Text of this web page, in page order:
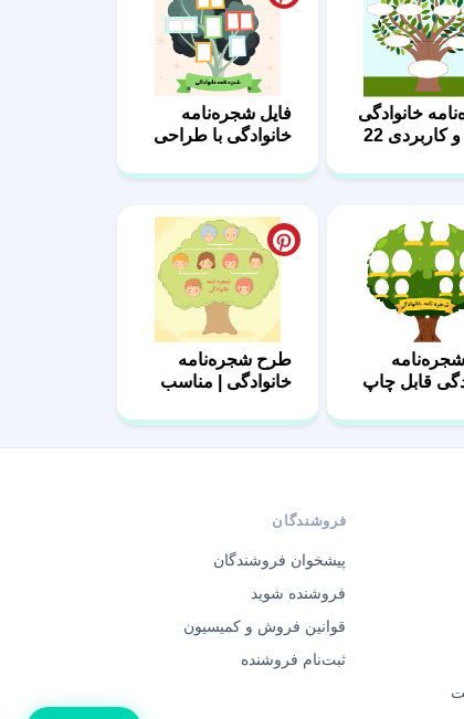
خانوادگی
کاربردی 22
فایل شجره‌نامه
خانوادگی با طراحی
قابل چاپ
طرح شجره‌نامه
خانوادگی | مناسب
فروشندگان
پیشخوان فروشندگان
فروشنده شوید
قوانین فروش و کمیسیون
ثبت‌نام فروشنده